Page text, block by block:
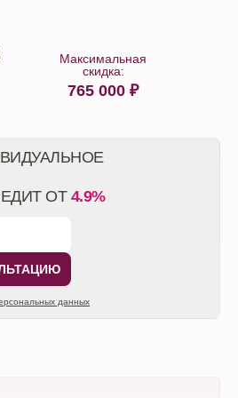
Максимальная
скидка:
765 000 ₽
ОТ 4.9%
данных